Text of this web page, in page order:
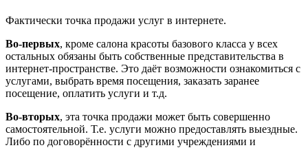
Фактически точка продажи услуг в интернете.
Во-первых, кроме салона красоты базового класса у всех
остальных обязаны быть собственные представительства в
интернет-пространстве. Это даёт возможности ознакомиться с
услугами, выбрать время посещения, заказать заранее
посещение, оплатить услуги и т.д.
Во-вторых, эта точка продажи может быть совершенно
самостоятельной. Т.е. услуги можно предоставлять выездные.
Либо по договорённости с другими учреждениями и